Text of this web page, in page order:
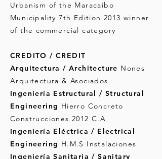
Urbanism of the Maracaibo
Municipality 7th Edition 2013 winner
of the commercial category
CREDITO / CREDIT
Arquitectura / Architecture Nones
Arquitectura & Asociados
Ingeniería Estructural / Structural
Engineering Hierro Concreto
Construcciones 2012 C.A
Ingeniería Eléctrica / Electrical
Engineering H.M.S Instalaciones
Ingeniería Sanitaria / Sanitary